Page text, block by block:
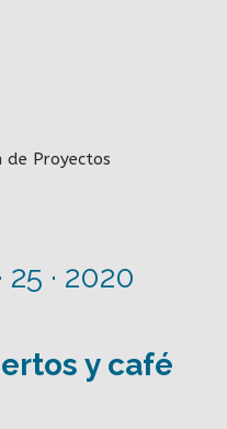
de Proyectos
· 2020
y café